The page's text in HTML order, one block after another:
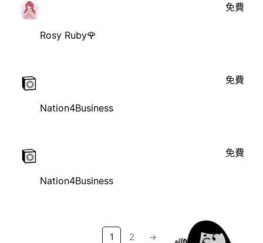
Rosy Ruby🌹
免費
Nation4Business
免費
Nation4Business
免費
1 2 →